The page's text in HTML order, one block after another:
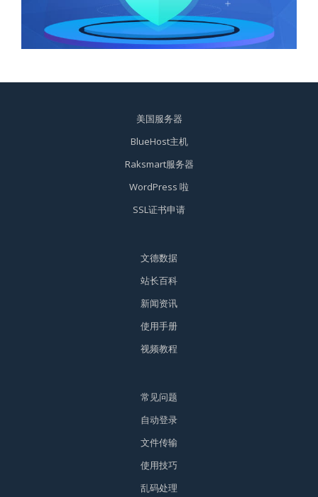
美国服务器
BlueHost主机
Raksmart服务器
WordPress 啦
SSL证书申请
文德数据
站长百科
新闻资讯
使用手册
视频教程
常见问题
自动登录
文件传输
使用技巧
乱码处理